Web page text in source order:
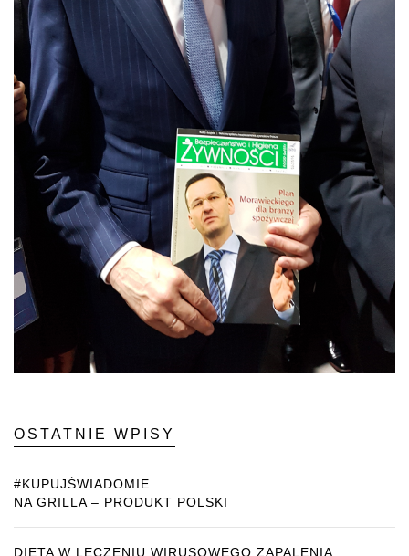
OSTATNIE WPISY
#KUPUJŚWIADOMIE
NA GRILLA – PRODUKT POLSKI
DIETA W LECZENIU WIRUSOWEGO ZAPALENIA